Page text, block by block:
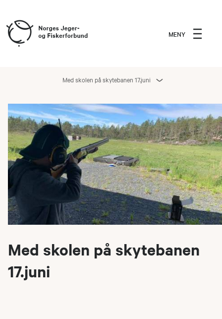
MENY
Med skolen på skytebanen 17.juni
Med skolen på skytebanen
17.juni